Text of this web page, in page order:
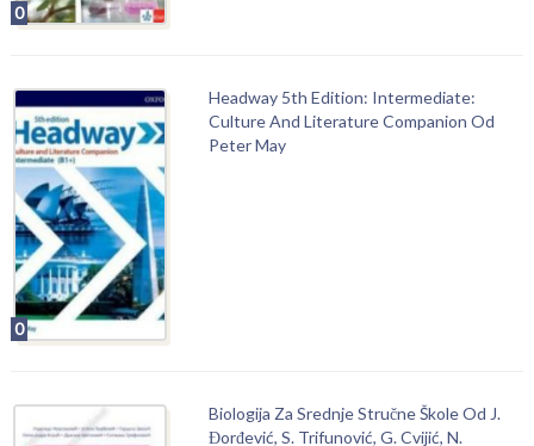
0
0
Headway 5th Edition: Intermediate:
Culture And Literature Companion Od
Peter May
Biologija Za Srednje Stručne Škole Od J.
Đorđević, S. Trifunović, G. Cvijić, N.